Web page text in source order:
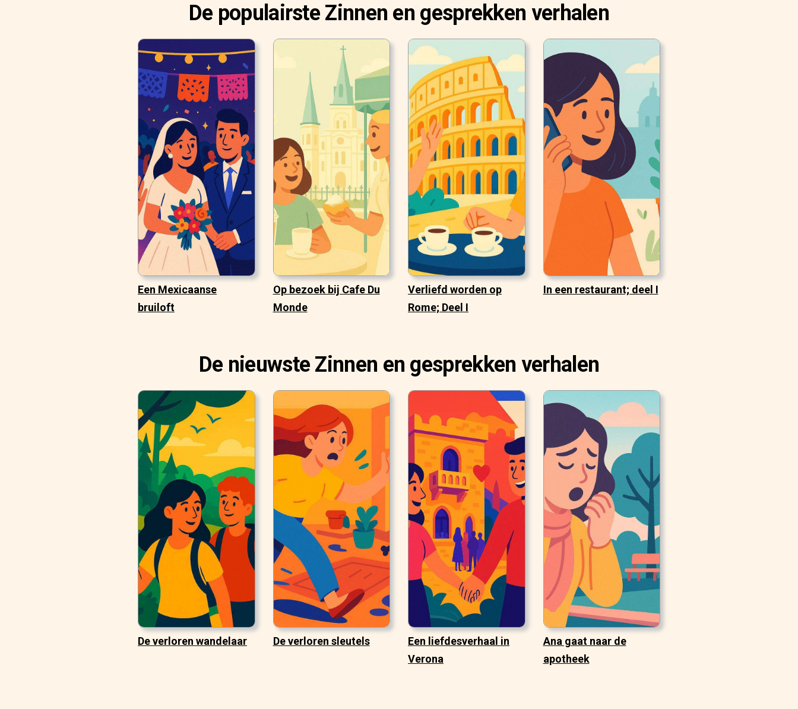
De populairste Zinnen en gesprekken verhalen
Een Mexicaanse
bruiloft
Op bezoek bij Cafe Du
Monde
Verliefd worden op
Rome; Deel I
In een restaurant; deel I
De nieuwste Zinnen en gesprekken verhalen
De verloren wandelaar De verloren sleutels
Een liefdesverhaal in
Verona
Ana gaat naar de
apotheek